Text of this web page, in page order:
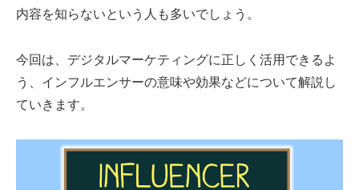
内容を知らないという人も多いでしょう。
今回は、デジタルマーケティングに正しく活用できるよ
う、インフルエンサーの意味や効果などについて解説し
ていきます。